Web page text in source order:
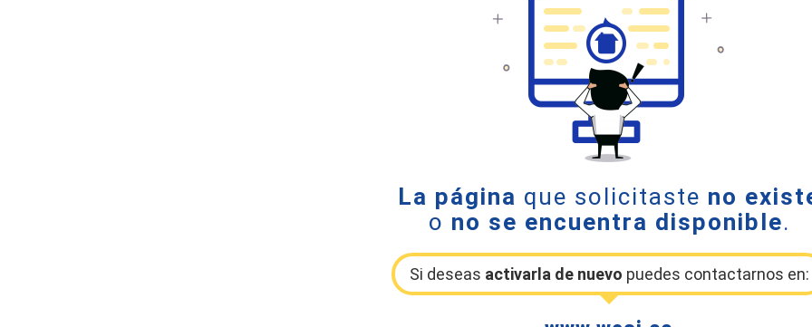
La página que solicitaste no
o no se encuentra disponible.
Si deseas activarla de nuevo puedes contactarnos en: